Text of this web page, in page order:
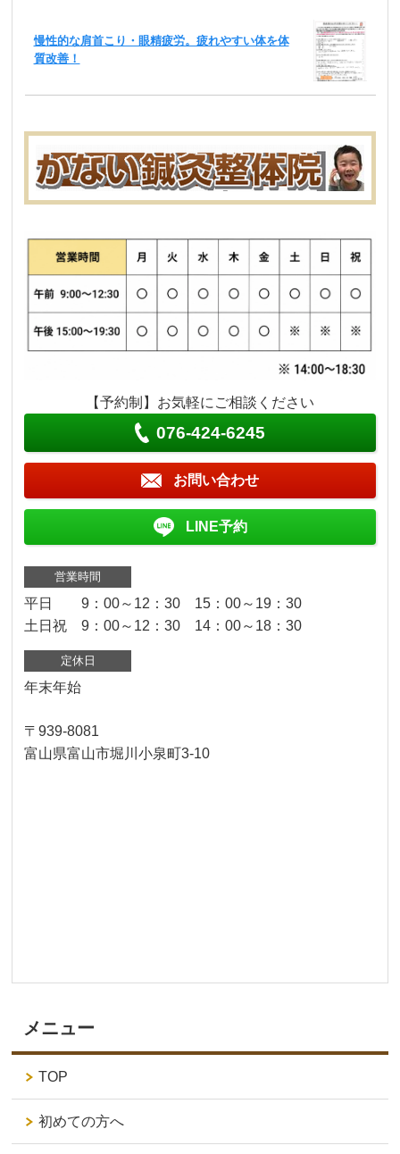
慢性的な肩首こり・眼精疲労。疲れやすい体を体
質改善！
【予約制】お気軽にご相談ください
076-424-6245
お問い合わせ
LINE予約
営業時間
平日 9：00～12：30 15：00～19：30
土日祝 9：00～12：30 14：00～18：30
定休日
年末年始
〒939-8081
富山県富山市堀川小泉町3-10
メニュー
TOP
初めての方へ